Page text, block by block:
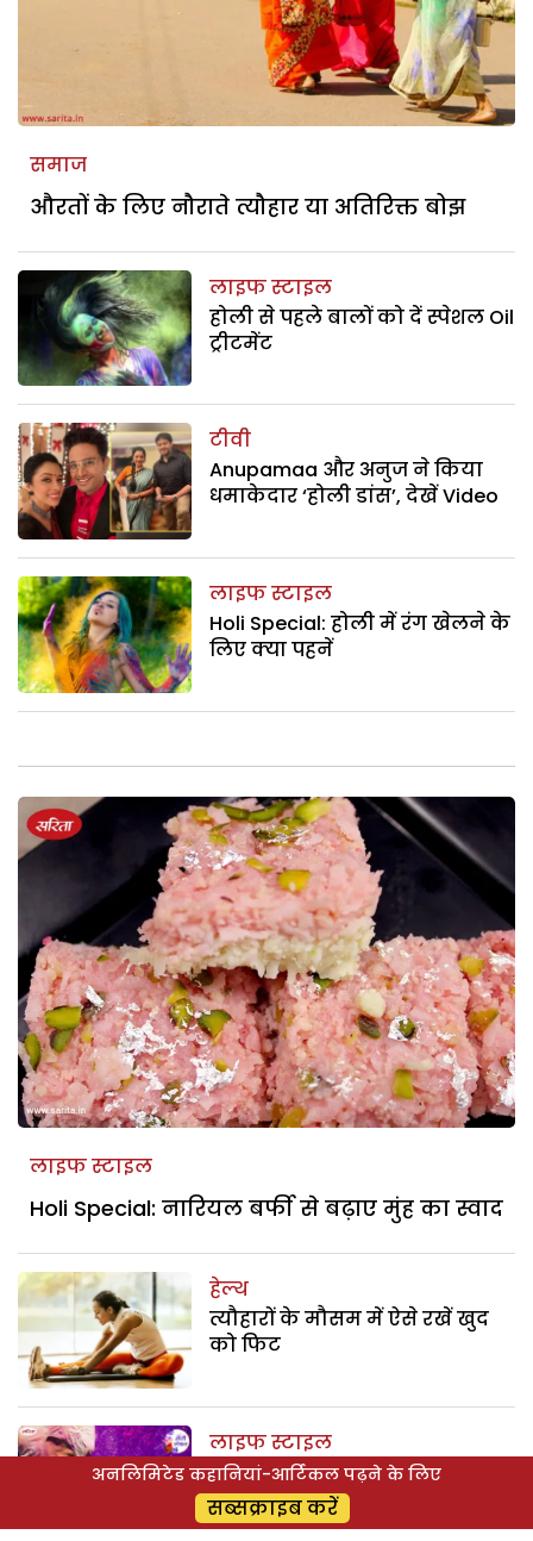
समाज
औरतों के लिए नौराते त्यौहार या अतिरिक्त बोझ
लाइफ स्टाइल
होली से पहले बालों को दें स्पेशल Oil
ट्रीटमेंट
टीवी
Anupamaa और अनुज ने किया
धमाकेदार ‘होली डांस’, देखें Video
लाइफ स्टाइल
Holi Special: होली में रंग खेलने के
लिए क्या पहनें
लाइफ स्टाइल
Holi Special: नारियल बर्फी से बढ़ाए मुंह का स्वाद
हेल्थ
त्यौहारों के मौसम में ऐसे रखें खुद
को फिट
लाइफ स्टाइल
Holi के रंगों से आंखों को बचाएं,
फॉलो करें ये टिप्स
अनलिमिटेड कहानियां-आर्टिकल पढ़ने के लिए
सब्सक्राइब करें